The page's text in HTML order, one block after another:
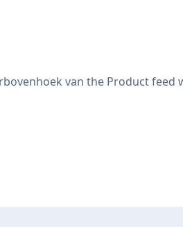
van the Product feed